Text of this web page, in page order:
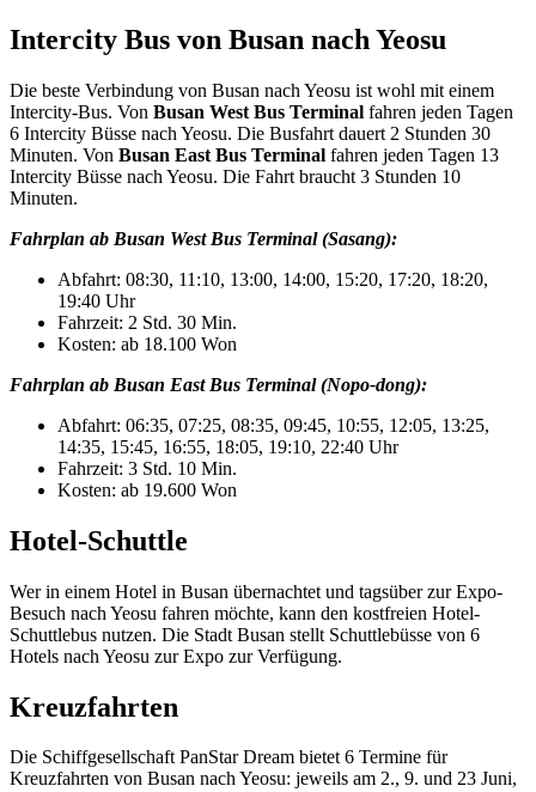
Intercity Bus von Busan nach Yeosu
Die beste Verbindung von Busan nach Yeosu ist wohl mit einem
Intercity-Bus. Von Busan West Bus Terminal fahren jeden Tagen
6 Intercity Büsse nach Yeosu. Die Busfahrt dauert 2 Stunden 30
Minuten. Von Busan East Bus Terminal fahren jeden Tagen 13
Intercity Büsse nach Yeosu. Die Fahrt braucht 3 Stunden 10
Minuten.
Fahrplan ab Busan West Bus Terminal (Sasang):
Abfahrt: 08:30, 11:10, 13:00, 14:00, 15:20, 17:20, 18:20,
19:40 Uhr
Fahrzeit: 2 Std. 30 Min.
Kosten: ab 18.100 Won
Fahrplan ab Busan East Bus Terminal (Nopo-dong):
Abfahrt: 06:35, 07:25, 08:35, 09:45, 10:55, 12:05, 13:25,
14:35, 15:45, 16:55, 18:05, 19:10, 22:40 Uhr
Fahrzeit: 3 Std. 10 Min.
Kosten: ab 19.600 Won
Hotel-Schuttle
Wer in einem Hotel in Busan übernachtet und tagsüber zur Expo-
Besuch nach Yeosu fahren möchte, kann den kostfreien Hotel-
Schuttlebus nutzen. Die Stadt Busan stellt Schuttlebüsse von 6
Hotels nach Yeosu zur Expo zur Verfügung.
Kreuzfahrten
Die Schiffgesellschaft PanStar Dream bietet 6 Termine für
Kreuzfahrten von Busan nach Yeosu: jeweils am 2., 9. und 23 Juni,